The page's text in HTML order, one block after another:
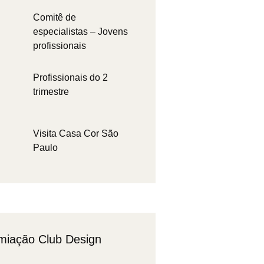
Comitê de
especialistas – Jovens
profissionais
Profissionais do 2
trimestre
Visita Casa Cor São
Paulo
Club Design